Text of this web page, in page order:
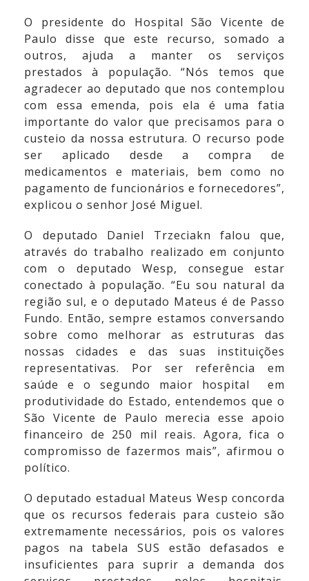
O presidente do Hospital São Vicente de
Paulo disse que este recurso, somado a
outros, ajuda a manter os serviços
prestados à população. “Nós temos que
agradecer ao deputado que nos contemplou
com essa emenda, pois ela é uma fatia
importante do valor que precisamos para o
custeio da nossa estrutura. O recurso pode
ser aplicado desde a compra de
medicamentos e materiais, bem como no
pagamento de funcionários e fornecedores”,
explicou o senhor José Miguel.
O deputado Daniel Trzeciakn falou que,
através do trabalho realizado em conjunto
com o deputado Wesp, consegue estar
conectado à população. “Eu sou natural da
região sul, e o deputado Mateus é de Passo
Fundo. Então, sempre estamos conversando
sobre como melhorar as estruturas das
nossas cidades e das suas instituições
representativas. Por ser referência em
saúde e o segundo maior hospital em
produtividade do Estado, entendemos que o
São Vicente de Paulo merecia esse apoio
financeiro de 250 mil reais. Agora, fica o
compromisso de fazermos mais”, afirmou o
político.
O deputado estadual Mateus Wesp concorda
que os recursos federais para custeio são
extremamente necessários, pois os valores
pagos na tabela SUS estão defasados e
insuficientes para suprir a demanda dos